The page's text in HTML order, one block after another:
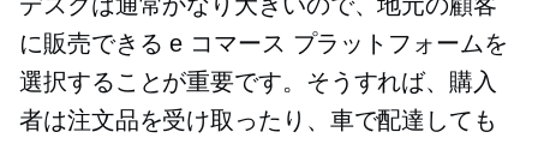
に販売できる e コマース プラットフォームを
選択することが重要です。そうすれば、購入
者は注文品を受け取ったり、車で配達しても